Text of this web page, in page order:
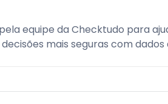
equipe da Checktudo para
mais seguras com dados